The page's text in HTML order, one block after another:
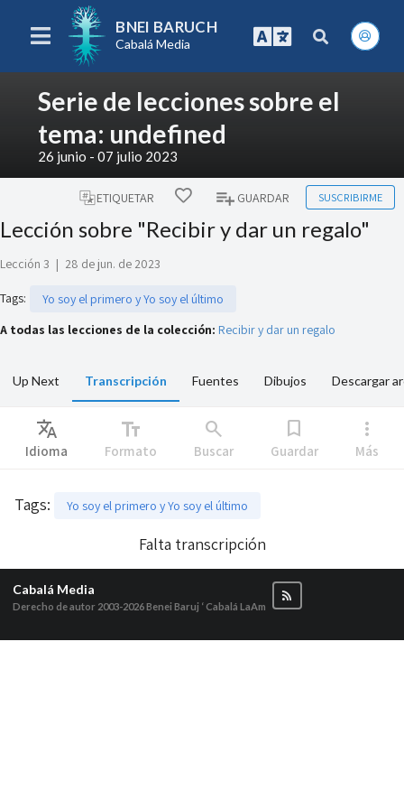
BNEI BARUCH
Cabalá Media
Serie de lecciones sobre el
tema: undefined
26 junio - 07 julio 2023
ETIQUETAR GUARDAR SUSCRIBIRME
Lección sobre "Recibir y dar un regalo"
Lección 3 | 28 de jun. de 2023
Tags:
Yo soy el primero y Yo soy el último
A todas las lecciones de la colección: Recibir y dar un regalo
Up Next Transcripción Fuentes Dibujos Descargar
Translate
Idioma
text_fields
Formato
search
Buscar
bookmark
Guardar
more_vert
Más
Tags: Yo soy el primero y Yo soy el último
Falta transcripción
Cabalá Media
Derecho de autor 2003-2026Benei Baruj ‘ Cabalá LaAm